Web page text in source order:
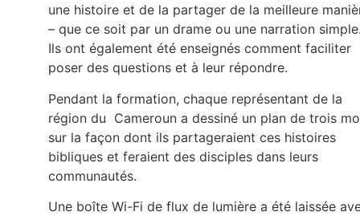
une histoire et de la partager de la meilleure
– que ce soit par un drame ou une narration
Ils ont également été enseignés comment faciliter
poser des questions et à leur répondre.
Pendant la formation, chaque représentant de la
région du Cameroun a dessiné un plan de trois
sur la façon dont ils partageraient ces histoires
bibliques et feraient des disciples dans leurs
communautés.
Une boîte Wi-Fi de flux de lumière a été laissée